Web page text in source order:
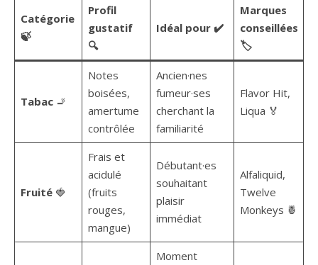
Catégorie
🍃
Profil
gustatif
🔍
Idéal pour ✔️
Marques
conseillées
🏷️
Tabac🚬
Notes
boisées,
amertume
contrôlée
Ancien·nes
fumeur·ses
cherchant la
familiarité
Flavor Hit,
Liqua 🏅
Fruité🍓
Frais et
acidulé
(fruits
rouges,
mangue)
Débutant·es
souhaitant
plaisir
immédiat
Alfaliquid,
Twelve
Monkeys 🍍
Moment